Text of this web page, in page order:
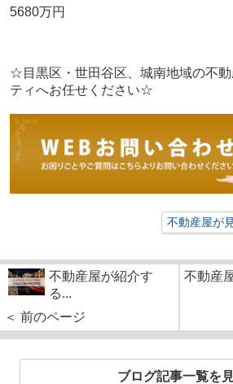
5680万円
☆目黒区・世田谷区、城南地域の不
ティへお任せください☆
不動産屋が
不動産屋が紹介す
る...
＜ 前のページ
不動産
ブログ記事一覧を